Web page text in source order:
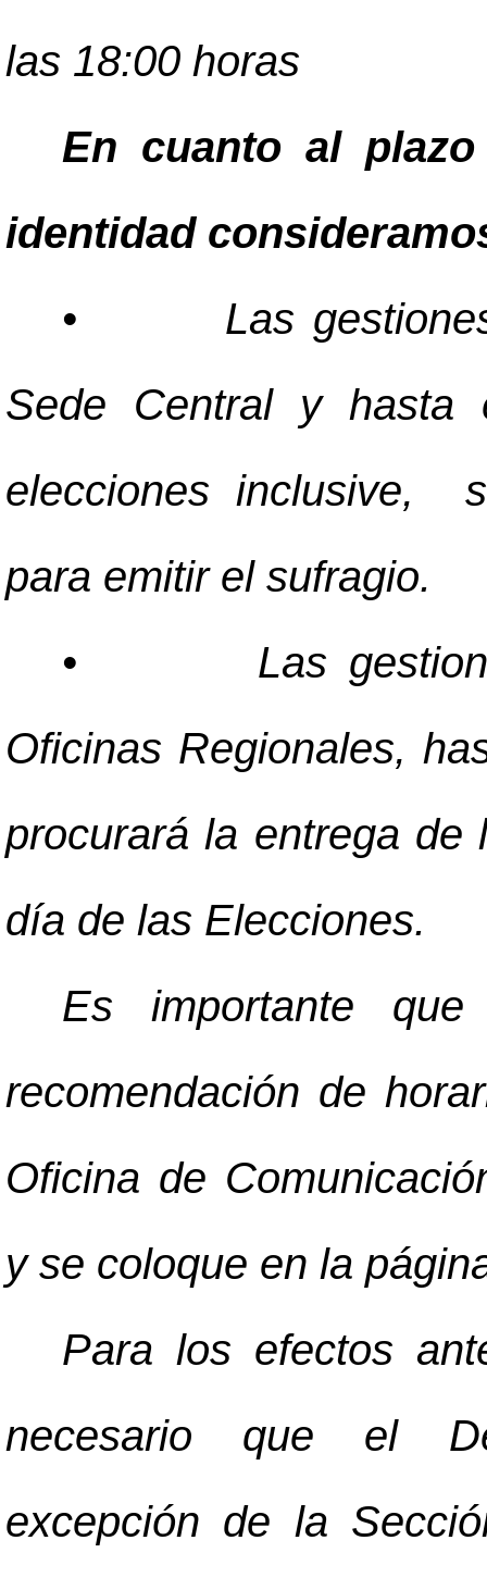
las 18:00 horas
En cuanto al
identidad
•
Las
Sede Central y
elecciones inclusive,
para emitir el sufragio.
•
Las
Oficinas Regionales,
procurará la entrega
día de las Elecciones.
Es importante
recomendación de
Oficina de
y se coloque en la
Para los efectos
necesario que el
excepción de la